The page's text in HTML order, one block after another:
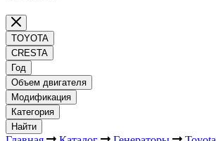
TOYOTA
CRESTA
Год
Объем двигателя
Модификация
Категория
Найти